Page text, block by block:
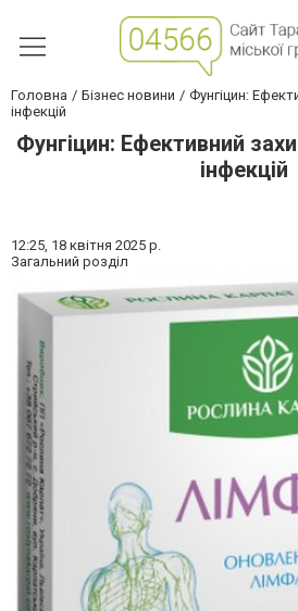
Головна Бізнес новини
Фунгіцин:
інфекцій
Фунгіцин: Ефективний
інфекцій
12:25, 18 квітня 2025 р.
Загальний розділ